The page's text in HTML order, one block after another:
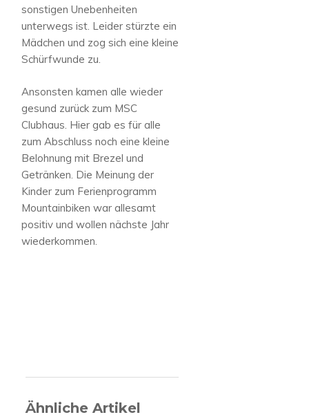
sonstigen Unebenheiten
unterwegs ist. Leider stürzte ein
Mädchen und zog sich eine kleine
Schürfwunde zu.
Ansonsten kamen alle wieder
gesund zurück zum MSC
Clubhaus. Hier gab es für alle
zum Abschluss noch eine kleine
Belohnung mit Brezel und
Getränken. Die Meinung der
Kinder zum Ferienprogramm
Mountainbiken war allesamt
positiv und wollen nächste Jahr
wiederkommen.
Ähnliche Artikel